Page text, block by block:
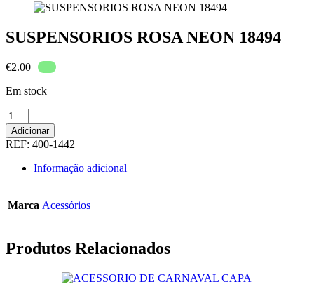
SUSPENSORIOS ROSA NEON 18494
€2.00
Em stock
Quantidade
de
SUSPENSORIOS
ROSA
NEON
Adicionar
REF: 400-1442
Informação adicional
Marca Acessórios
Produtos Relacionados